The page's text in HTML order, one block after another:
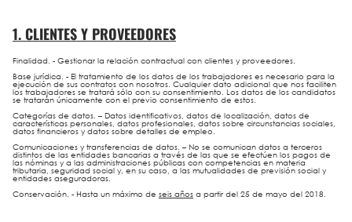
1. CLIENTES Y PROVEEDORES
Finalidad. - Gestionar la relación contractual con clientes y proveedores.
Base jurídica. - El tratamiento de los datos de los trabajadores es necesario para la
ejecución de sus contratos con nosotros. Cualquier dato adicional que nos faciliten
los trabajadores se tratará sólo con su consentimiento. Los datos de los candidatos
se tratarán únicamente con el previo consentimiento de estos.
Categorías de datos. – Datos identificativos, datos de localización, datos de
características personales, datos profesionales, datos sobre circunstancias sociales,
datos financieros y datos sobre detalles de empleo.
Comunicaciones y transferencias de datos. – No se comunican datos a terceros
distintos de las entidades bancarias a través de las que se efectúen los pagos de
las nóminas y a las administraciones públicas con competencias en materia
tributaria, seguridad social y, en su caso, a las mutualidades de previsión social y
entidades aseguradoras.
Conservación. - Hasta un máximo de seis años a partir del 25 de mayo del 2018.